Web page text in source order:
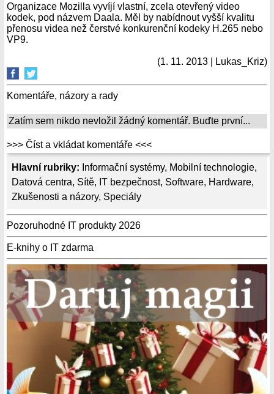
Hlavní rubriky: Informační systémy, Mobilní technologie,
Datová centra, Sítě, IT bezpečnost, Software, Hardware,
Zkušenosti a názory, Speciály
Pozoruhodné IT produkty 2026
E-knihy o IT zdarma
Organizace Mozilla vyvíjí vlastní, zcela otevřený video
kodek, pod názvem Daala. Měl by nabídnout vyšší kvalitu
přenosu videa než čerstvé konkurenční kodeky H.265 nebo
VP9.
(1. 11. 2013 | Lukas_Kriz)
Komentáře, názory a rady
Zatím sem nikdo nevložil žádný komentář. Buďte první...
>>> Číst a vkládat komentáře <<<